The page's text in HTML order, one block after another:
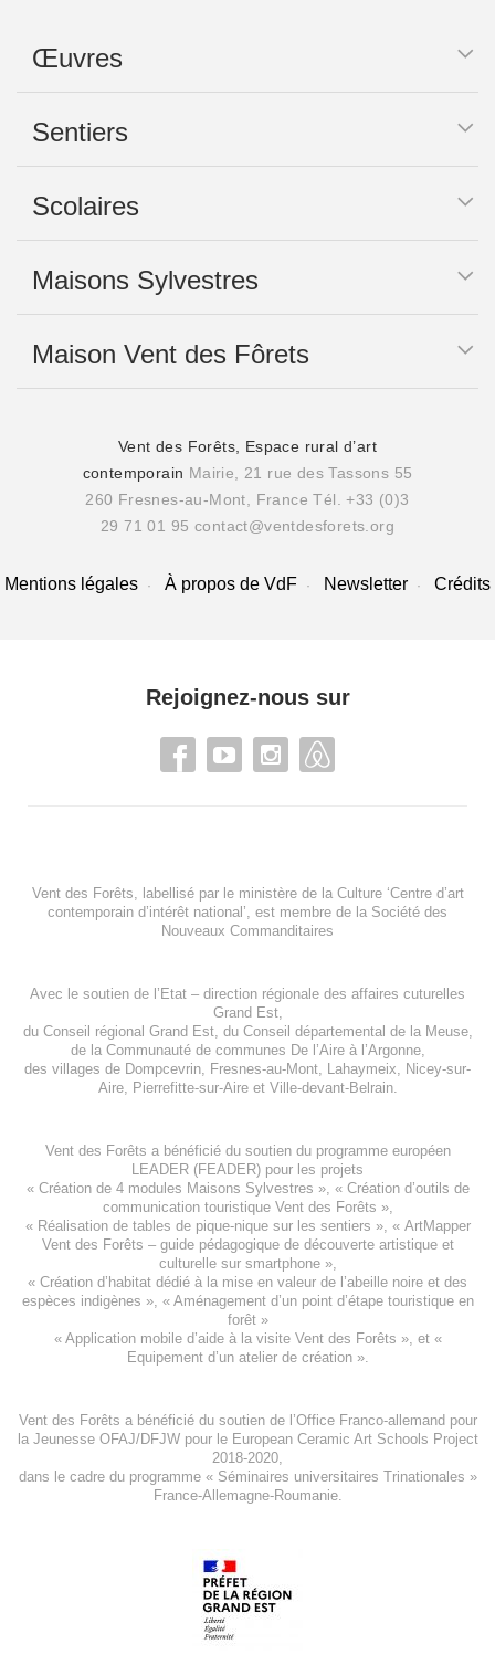
Œuvres
Sentiers
Scolaires
Maisons Sylvestres
Maison Vent des Fôrets
Vent des Forêts, Espace rural d’art
contemporain Mairie, 21 rue des Tassons 55
260 Fresnes-au-Mont, France Tél. +33 (0)3
29 71 01 95 contact@ventdesforets.org
Mentions légales À propos de VdF Newsletter Crédits
Rejoignez-nous sur
Vent des Forêts, labellisé par le ministère de la Culture ‘Centre d’art
contemporain d’intérêt national’, est membre de la Société des
Nouveaux Commanditaires
Avec le soutien de l’ Etat – direction régionale des affaires cuturelles
Grand Est,
du Conseil régional Grand Est, du Conseil départemental de la Meuse,
de la Communauté de communes De l’Aire à l’Argonne,
des villages de Dompcevrin Fresnes-au-Mont Lahaymeix
Nicey-sur-
Aire, Pierrefitte-sur-Aireet Ville-devant-Belrain.
Vent des Forêts a bénéficié du soutien du programme européen
LEADER (FEADER) pour les projets
« Création de 4 modules Maisons Sylvestres », « Création d’outils de
communication touristique Vent des Forêts »,
« Réalisation de tables de pique-nique sur les sentiers », « ArtMapper
Vent des Forêts – guide pédagogique de découverte artistique et
culturelle sur smartphone »,
« Création d’habitat dédié à la mise en valeur de l’abeille noire et des
espèces indigènes », « Aménagement d’un point d’étape touristique en
forêt»
« Application mobile d’aide à la visite Vent des Forêts », et «
Equipement d’un atelier de création».
Vent des Forêts a bénéficié du soutien de l’Office Franco-allemand pour
la Jeunesse OFAJ/DFJWpour leEuropean Ceramic Art Schools Project
2018-2020
dans le cadre du programme « Séminaires universitaires Trinationales »
France-Allemagne-Roumanie.